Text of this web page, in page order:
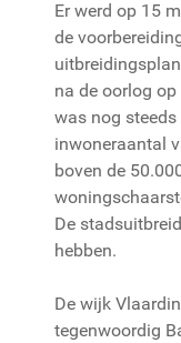
Er werd op 15
de
na de oorlog
was nog
inwoneraantal
boven de
De
hebben.
De wijk
tegenwoordig